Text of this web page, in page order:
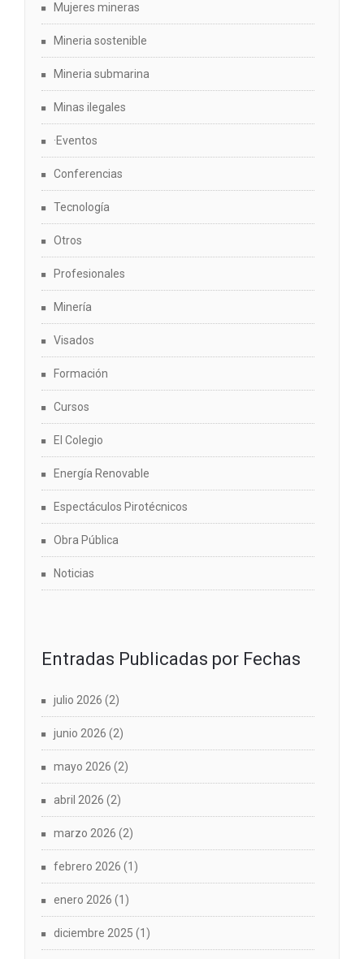
Mujeres mineras
Mineria sostenible
Mineria submarina
Minas ilegales
·Eventos
Conferencias
Tecnología
Otros
Profesionales
Minería
Visados
Formación
Cursos
El Colegio
Energía Renovable
Espectáculos Pirotécnicos
Obra Pública
Noticias
Entradas Publicadas por Fechas
julio 2026 (2)
junio 2026 (2)
mayo 2026 (2)
abril 2026 (2)
marzo 2026 (2)
febrero 2026 (1)
enero 2026 (1)
diciembre 2025 (1)